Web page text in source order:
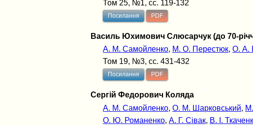
Том 25, №1, сс. 119-132
Посилання PDF
Василь Юхимович Слюсарчук (до 70-
А. М. Самойленко, М. О. Перестюк,О. А.
Том 19, №3, сс. 431-432
Посилання PDF
Сергій Федорович Коляда
А. М. Самойленко,О. М. Шарковський,
О. Ю. Романенко,А. Г. Сівак, В. І.